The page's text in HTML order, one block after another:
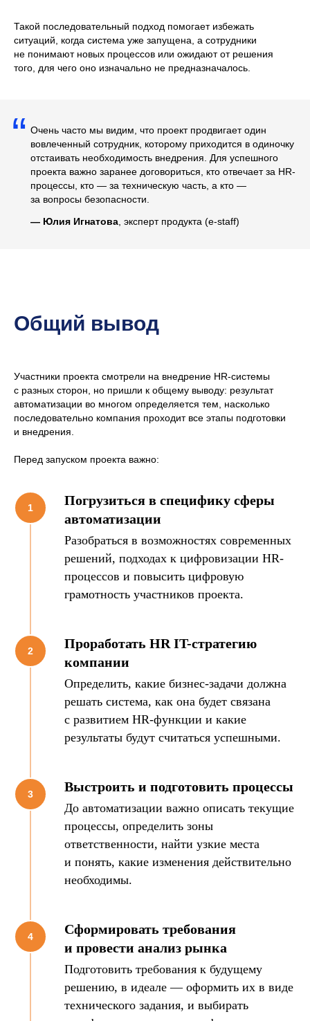
Такой последовательный подход помогает избежать
ситуаций, когда система уже запущена, а сотрудники
не понимают новых процессов или ожидают от решения
того, для чего оно изначально не предназначалось.
“ Очень часто мы видим, что проект продвигает один
вовлеченный сотрудник, которому приходится в одиночку
отстаивать необходимость внедрения. Для успешного
проекта важно заранее договориться, кто отвечает за HR-
процессы, кто — за техническую часть, а кто —
за вопросы безопасности.
— Юлия Игнатова , эксперт продукта (e-staff)
Общий вывод
Участники проекта смотрели на внедрение HR-системы
с разных сторон, но пришли к общему выводу: результат
автоматизации во многом определяется тем, насколько
последовательно компания проходит все этапы подготовки
и внедрения.
Перед запуском проекта важно:
Погрузиться в специфику сферы
автоматизации
Разобраться в возможностях современных
решений, подходах к цифровизации HR-
процессов и повысить цифровую
грамотность участников проекта.
Проработать HR IT-стратегию
компании
Определить, какие бизнес-задачи должна
решать система, как она будет связана
с развитием HR-функции и какие
результаты будут считаться успешными.
Выстроить и подготовить процессы
До автоматизации важно описать текущие
процессы, определить зоны
ответственности, найти узкие места
и понять, какие изменения действительно
необходимы.
Сформировать требования
и провести анализ рынка
Подготовить требования к будущему
решению, в идеале — оформить их в виде
технического задания, и выбирать
Изучить тему глубже